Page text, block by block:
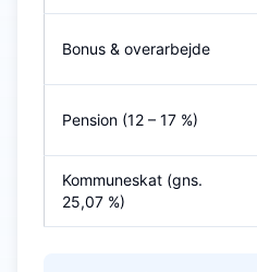
Bonus & overarbejde
Pension (12 – 17 %)
Kommuneskat (gns.
25,07 %)